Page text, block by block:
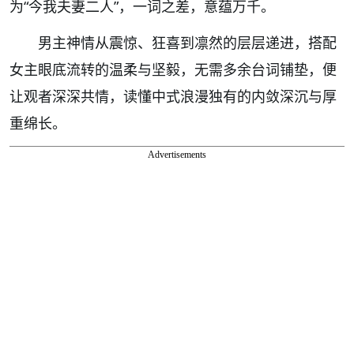
为“今我夫妻二人”，一词之差，意蕴万千。
男主神情从震惊、狂喜到凛然的层层递进，搭配
女主眼底流转的温柔与坚毅，无需多余台词铺垫，便
让观者深深共情，读懂中式浪漫独有的内敛深沉与厚
重绵长。
Advertisements